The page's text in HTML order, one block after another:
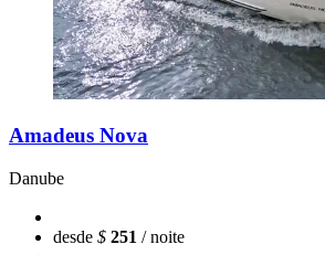
Amadeus Nova
Danube
desde $ 251 / noite